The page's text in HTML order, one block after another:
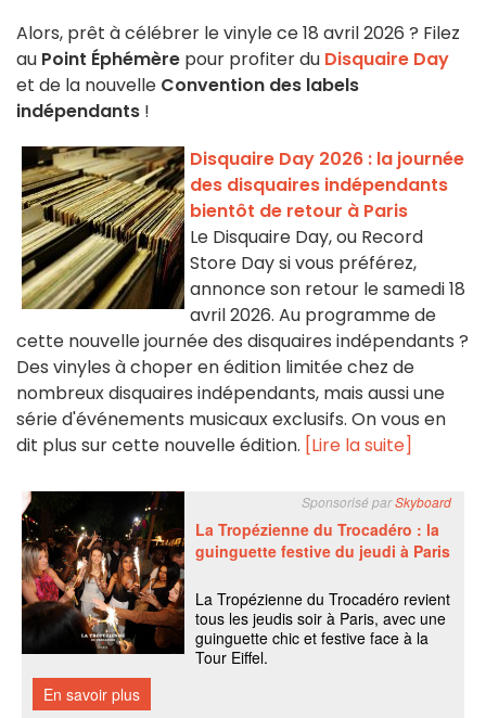
Alors, prêt à célébrer le vinyle ce 18 avril 2026 ? Filez
au Point Éphémère pour profiter du Disquaire Day
et de la nouvelle Convention des labels
indépendants !
Disquaire Day 2026 : la journée
des disquaires indépendants
bientôt de retour à Paris
Le Disquaire Day, ou Record
Store Day si vous préférez,
annonce son retour le samedi 18
avril 2026. Au programme de
cette nouvelle journée des disquaires indépendants ?
Des vinyles à choper en édition limitée chez de
nombreux disquaires indépendants, mais aussi une
série d'événements musicaux exclusifs. On vous en
dit plus sur cette nouvelle édition. [Lire la suite]